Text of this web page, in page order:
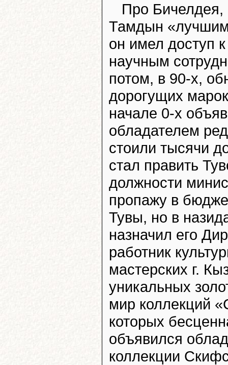
Про Бичелдея,
Тамдын «лучшим
он имел доступ
научным
потом, в 90-х,
дорогущих
начале 0-х
обладателем
стоили тысячи
стал править
должности
пропажу в
Тувы, но в
назначил его
работник
мастерских г.
уникальных
мир коллекций
которых
объявился
коллекции